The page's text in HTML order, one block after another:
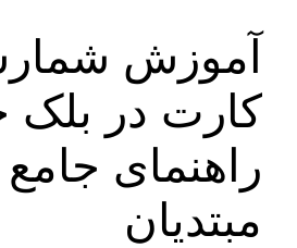
آموزش
کارت در
راهنمای
مبتدیان